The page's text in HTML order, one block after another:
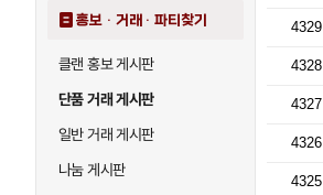
홍보 · 거래 · 파티찾기
클랜 홍보 게시판
단품 거래 게시판
일반 거래 게시판
나눔 게시판
4329
4328
4327
4326
4325